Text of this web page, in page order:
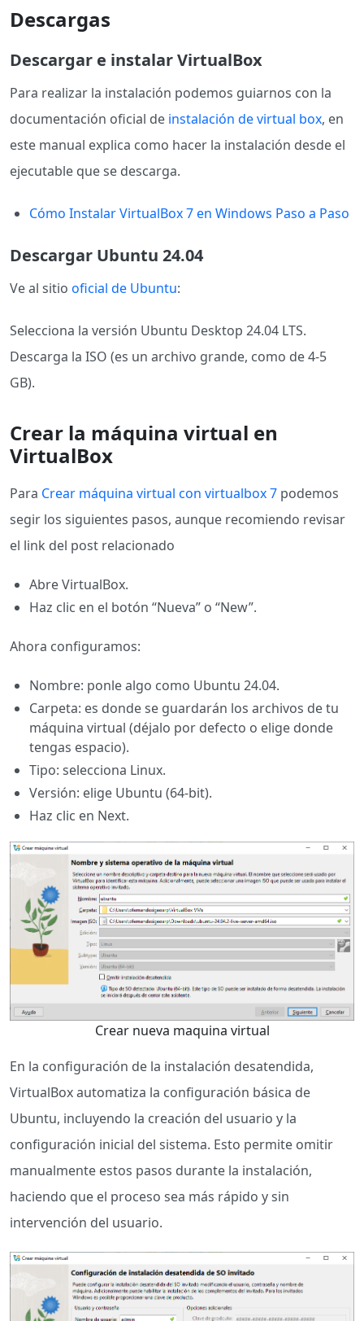
Descargas
Descargar e instalar VirtualBox
Para realizar la instalación podemos guiarnos con la
documentación oficial de instalación de virtual box, en
este manual explica como hacer la instalación desde el
ejecutable que se descarga.
Cómo Instalar VirtualBox 7 en Windows Paso a Paso
Descargar Ubuntu 24.04
Ve al sitio oficial de Ubuntu:
Selecciona la versión Ubuntu Desktop 24.04 LTS.
Descarga la ISO (es un archivo grande, como de 4-5
GB).
Crear la máquina virtual en
VirtualBox
Para Crear máquina virtual con virtualbox 7 podemos
segir los siguientes pasos, aunque recomiendo revisar
el link del post relacionado
Abre VirtualBox.
Haz clic en el botón “Nueva” o “New”.
Ahora configuramos:
Nombre: ponle algo como Ubuntu 24.04.
Carpeta: es donde se guardarán los archivos de tu
máquina virtual (déjalo por defecto o elige donde
tengas espacio).
Tipo: selecciona Linux.
Versión: elige Ubuntu (64-bit).
Haz clic en Next.
Crear nueva maquina virtual
En la configuración de la instalación desatendida,
VirtualBox automatiza la configuración básica de
Ubuntu, incluyendo la creación del usuario y la
configuración inicial del sistema. Esto permite omitir
manualmente estos pasos durante la instalación,
haciendo que el proceso sea más rápido y sin
intervención del usuario.